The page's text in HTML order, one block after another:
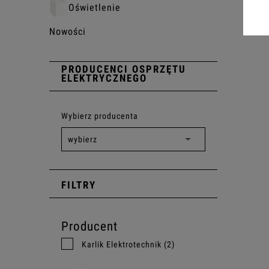
Oświetlenie
Nowości
PRODUCENCI OSPRZĘTU
ELEKTRYCZNEGO
Wybierz producenta
FILTRY
Producent
Karlik Elektrotechnik (2)